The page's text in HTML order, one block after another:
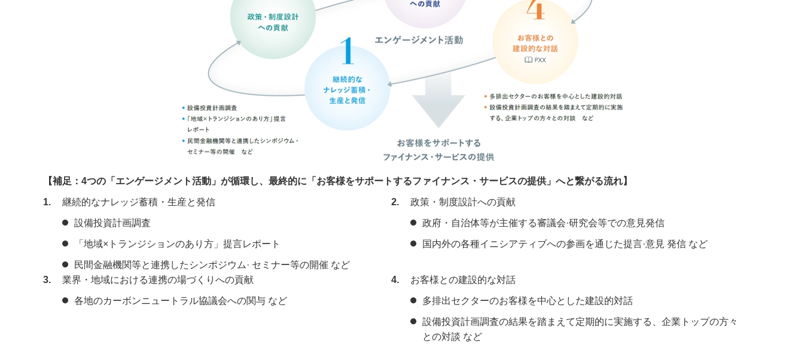
【補足：4つの「エンゲージメント活動」が循環し、最終的に「お客様をサポートするファイナンス・サービスの提供」へと繋がる流れ】
1 継続的なナレッジ蓄積・生産と発信
設備投資計画調査
「地域×トランジションのあり方」提言レポート
民間金融機関等と連携したシンポジウム· セミナー等の開催 など
2 政策・制度設計への貢献
政府・自治体等が主催する審議会·研究会等での意見発信
国内外の各種イニシアティブへの参画を通じた提言·意見 発信 など
3 業界・地域における連携の場づくりへの貢献
各地のカーボンニュートラル協議会への関与 など
4 お客様との建設的な対話
多排出セクターのお客様を中心とした建設的対話
設備投資計画調査の結果を踏まえて定期的に実施する、企業トップの方々
との対談 など